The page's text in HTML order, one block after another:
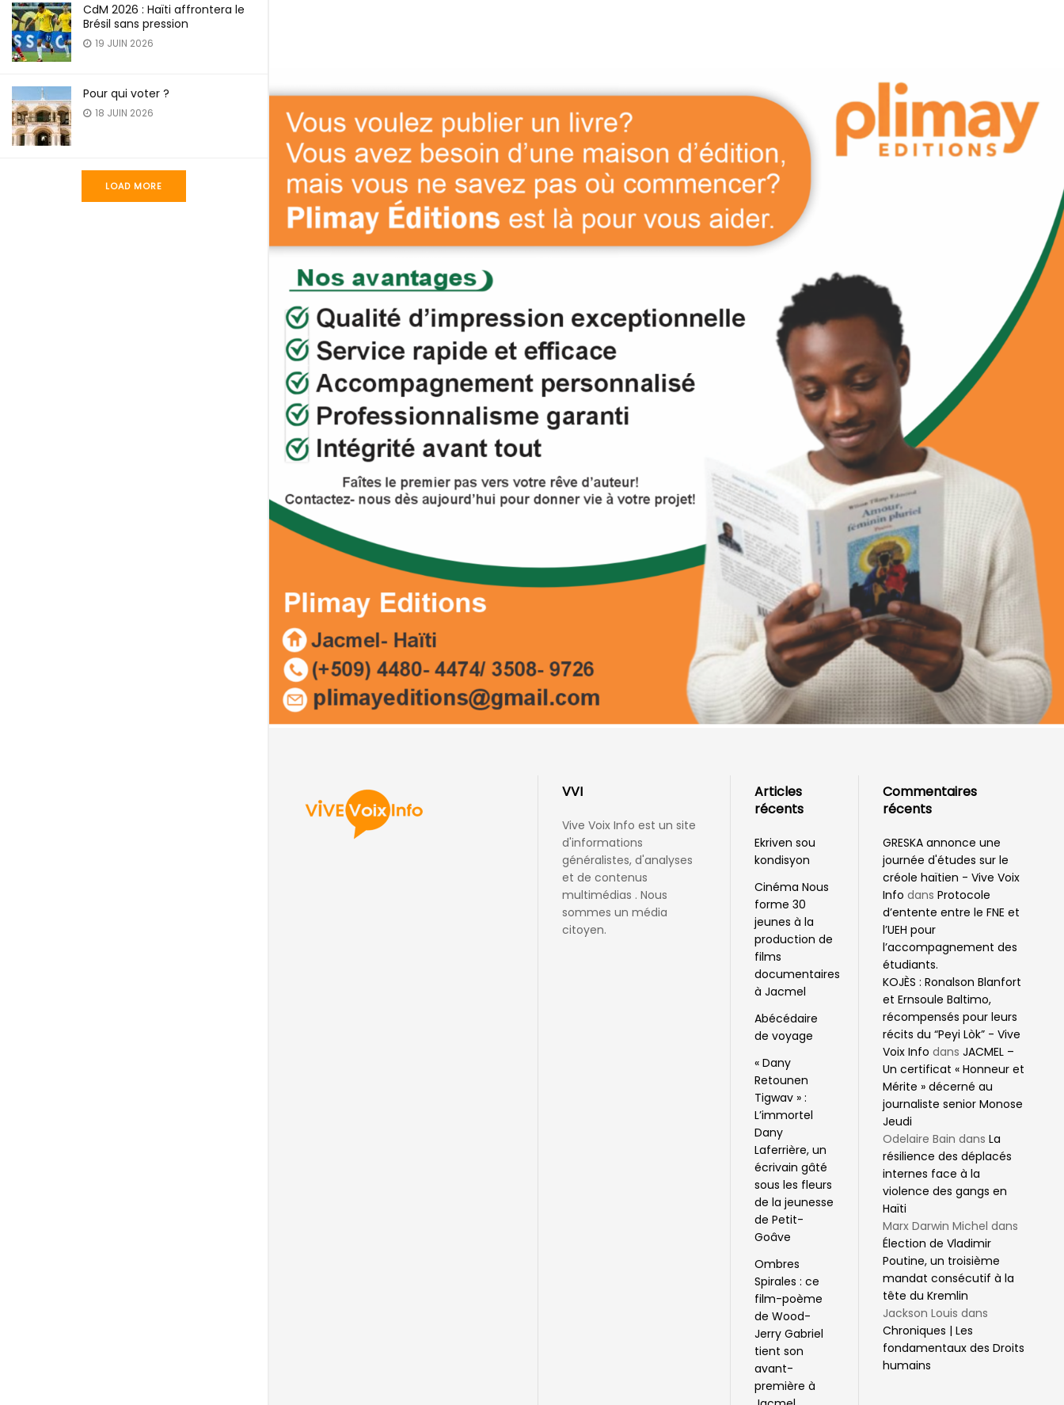
CdM 2026 : Haïti affrontera le
Brésil sans pression
19 JUIN 2026
Pour qui voter ?
18 JUIN 2026
LOAD MORE
VVI
Vive Voix Info est un site
d'informations
généralistes, d'analyses
et de contenus
multimédias . Nous
sommes un média
citoyen.
Articles
récents
Ekriven sou
kondisyon
Cinéma Nous
forme 30
jeunes à la
production de
films
documentaires
à Jacmel
Abécédaire
de voyage
« Dany
Retounen
Tigwav » :
L’immortel
Dany
Laferrière, un
écrivain gâté
sous les fleurs
de la jeunesse
de Petit-
Goâve
Ombres
Spirales : ce
film-poème
de Wood-
Jerry Gabriel
tient son
avant-
première à
Commentaires
récents
GRESKA annonce une
journée d'études sur le
créole haïtien - Vive Voix
Info dansProtocole
d’entente entre le FNE et
l’UEH pour
l’accompagnement des
étudiants.
KOJÈS : Ronalson Blanfort
et Ernsoule Baltimo,
récompensés pour leurs
récits du “Peyi Lòk” - Vive
Voix Info dansJACMEL –
Un certificat « Honneur et
Mérite » décerné au
journaliste senior Monose
Jeudi
Odelaire Bain dansLa
résilience des déplacés
internes face à la
violence des gangs en
Haïti
Marx Darwin Michel dans
Élection de Vladimir
Poutine, un troisième
mandat consécutif à la
tête du Kremlin
Jackson Louis dans
Chroniques | Les
fondamentaux des Droits
humains